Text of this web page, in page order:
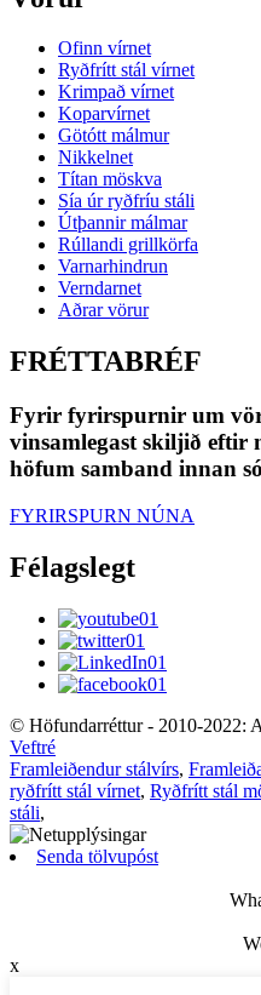
Ofinn vírnet
Ryðfrítt stál vírnet
Krimpað vírnet
Koparvírnet
Götótt málmur
Nikkelnet
Títan möskva
Sía úr ryðfríu stáli
Útþannir málmar
Rúllandi grillkörfa
Varnarhindrun
Verndarnet
Aðrar vörur
FRÉTTABRÉF
Fyrir fyrirspurnir um
vinsamlegast skiljið eftir
höfum samband innan
FYRIRSPURN NÚNA
Félagslegt
© Höfundarréttur - 2010-2022:
Veftré
Framleiðendur stálvírs,
ryðfrítt stál vírnet, Ryðfrítt stál
stáli,
Senda tölvupóst
x